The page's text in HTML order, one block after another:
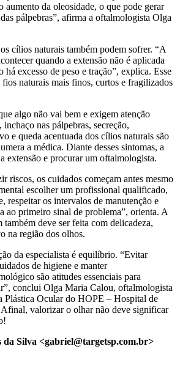
aumento da oleosidade, o que pode gerar
pálpebras”, afirma a oftalmologista Olga
cílios naturais também podem sofrer. “A
quando a extensão não é aplicada
há excesso de peso e tração”, explica. Esse
naturais mais finos, curtos e fragilizados
algo não vai bem e exigem atenção
nas pálpebras, secreção,
e queda acentuada dos cílios naturais são
a médica. Diante desses sintomas, a
extensão e procurar um oftalmologista.
riscos, os cuidados começam antes mesmo
escolher um profissional qualificado,
respeitar os intervalos de manutenção e
ao primeiro sinal de problema”, orienta. A
também deve ser feita com delicadeza,
na região dos olhos.
da especialista é equilíbrio. “Evitar
de higiene e manter
são atitudes essenciais para
conclui Olga Maria Calou, oftalmologista
Plástica Ocular do HOPE – Hospital de
valorizar o olhar não deve significar
da Silva <gabriel@targetsp.com.br>